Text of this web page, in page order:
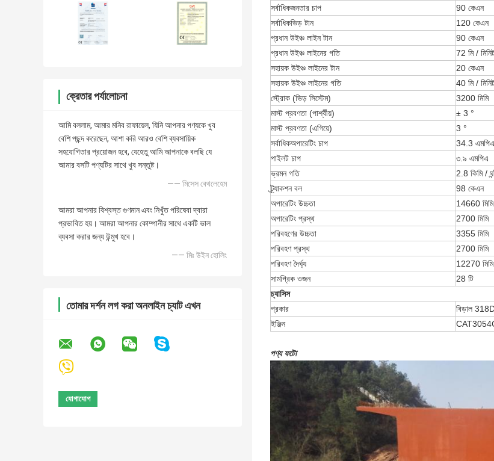
ক্রেতার পর্যালোচনা
আমি বললাম, আমার মনিব রাফায়েল, যিনি আপনার পণ্যকে খুব
বেশি পছন্দ করেছেন, আশা করি আরও বেশি ব্যবসায়িক
সহযোগিতার প্রয়োজন হবে, যেহেতু আমি আপনাকে বলছি যে
আমার বসটি পণ্যটির সাথে খুব সন্তুষ্ট।
—— মিসেস বেথলেহেম
আমরা আপনার বিশ্বস্ত গুণমান এবং নিখুঁত পরিষেবা দ্বারা
প্রভাবিত হয়। আমরা আপনার কোম্পানীর সাথে একটি ভাল
ব্যবসা করার জন্য উন্মুখ হবে।
—— মিঃ উইন হোলিং
তোমার দর্শন লগ করা অনলাইন চ্যাট এখন
সর্বাধিকজনতার চাপ
90 কেএন
সর্বাধিকভিড় টান
120 কেএন
প্রধান উইঞ্চ লাইন টান
90 কেএন
প্রধান উইঞ্চ লাইনের গতি
72 মি /
সহায়ক উইঞ্চ লাইনের টান
20 কেএন
সহায়ক উইঞ্চ লাইনের গতি
40 মি /
স্ট্রোক (ভিড় সিস্টেম)
3200 মিমি
মাস্ট প্রবণতা (পার্শ্বীয়)
± 3 °
মাস্ট প্রবণতা (এগিয়ে)
3 °
সর্বাধিকঅপারেটিং চাপ
34.3 এমপিএ
পাইলট চাপ
৩.৯ এমপিএ
ভ্রমন গতি
2.8 কিমি /
ট্র্যাকশন বল
98 কেএন
অপারেটিং উচ্চতা
14660 মিমি
অপারেটিং প্রস্থ
2700 মিমি
পরিবহণের উচ্চতা
3355 মিমি
পরিবহণ প্রস্থ
2700 মিমি
পরিবহণ দৈর্ঘ্য
12270 মিমি
সামগ্রিক ওজন
28 টি
চ্যাসিস
প্রকার
বিড়াল
ইঞ্জিন
পণ্য ফটো